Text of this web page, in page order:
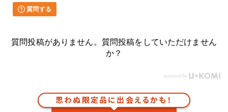
質問する
質問投稿がありません。質問投稿をしていただけません
か？
思わぬ限定品に出会えるかも！